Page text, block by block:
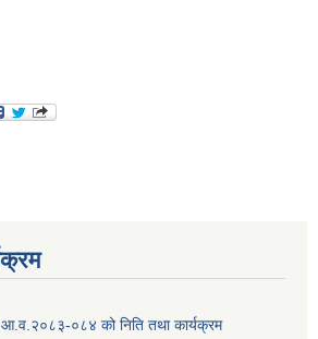
आ.व.२०८३-०८४ को निति तथा कार्यक्रम